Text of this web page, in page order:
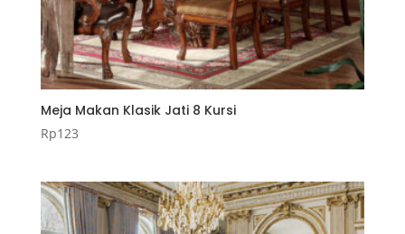
Meja Makan Klasik Jati 8 Kursi
Rp123